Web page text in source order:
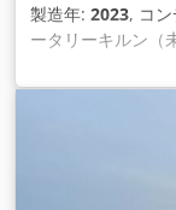
製造年: 2023, コ
ータリーキルン（
式をご提供いた
2400mm（
加熱ゾーンX/Y：
温度：500℃～
900℃可能）、供
ンの速度制御：